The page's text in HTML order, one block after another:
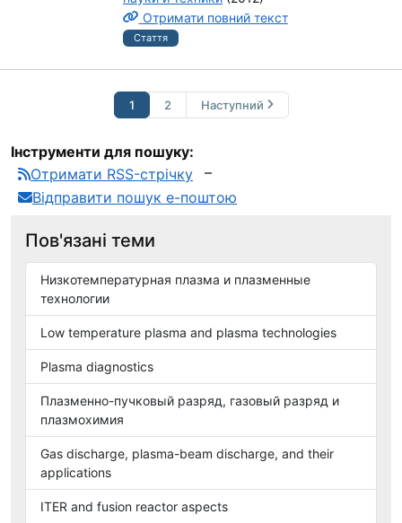
Отримати повний текст
Стаття
1 2 Наступний
Інструменти для пошуку:
Отримати RSS-стрічку
Відправити пошук е-поштою
Пов'язані теми
Низкотемпературная плазма и плазменные
технологии
Low temperature plasma and plasma technologies
Plasma diagnostics
Плазменно-пучковый разряд, газовый разряд и
плазмохимия
Gas discharge, plasma-beam discharge, and their
applications
ITER and fusion reactor aspects